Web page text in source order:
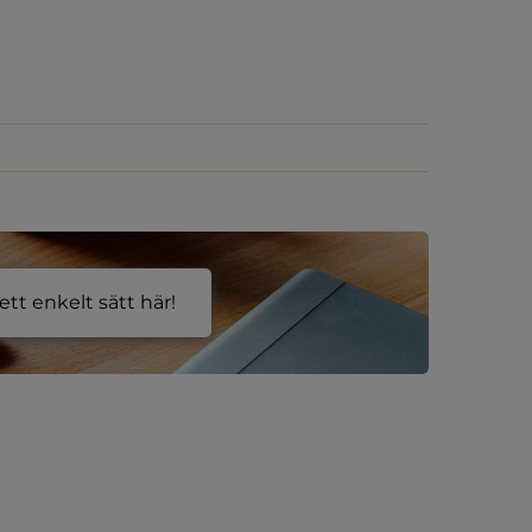
enkelt sätt här!